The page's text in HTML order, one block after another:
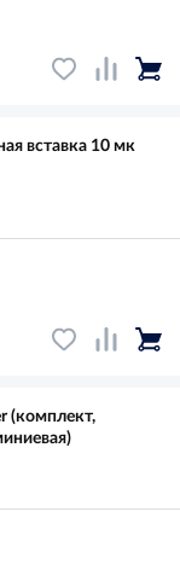
вставка 10 мк
(комплект,